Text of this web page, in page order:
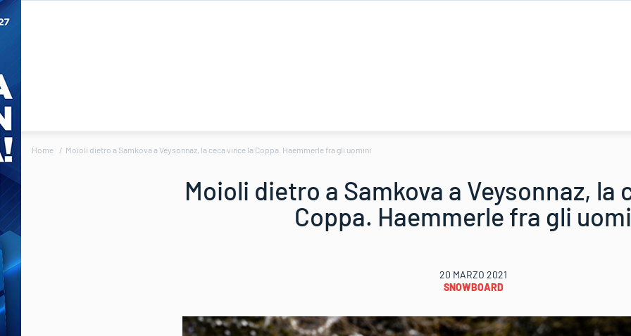
Home Moioli dietro a Samkova a Veysonnaz, la ceca vince la Coppa. Haemmerle fra gli uomini
Moioli dietro a Samkova a Veysonnaz, la
Coppa. Haemmerle fra gli
20 MARZO 2021
SNOWBOARD